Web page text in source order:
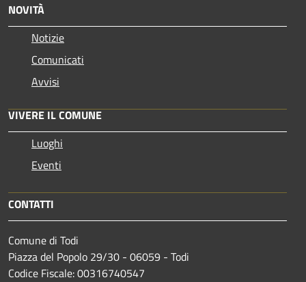
NOVITÀ
Notizie
Comunicati
Avvisi
VIVERE IL COMUNE
Luoghi
Eventi
CONTATTI
Comune di Todi
Piazza del Popolo 29/30 - 06059 - Todi
Codice Fiscale: 00316740547